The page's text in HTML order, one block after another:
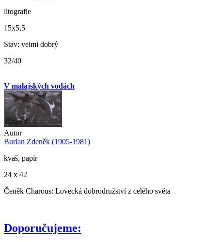
litografie
15x5,5
Stav: velmi dobrý
32/40
V malajských vodách
Autor
Burian Zdeněk (1905-1981)
kvaš, papír
24 x 42
Čeněk Charous: Lovecká dobrodružství z celého světa
Doporučujeme: